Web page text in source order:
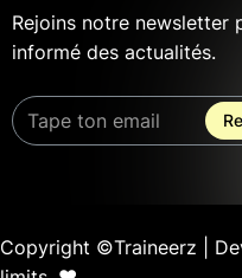
Rejoins notre newsletter
informé des actualités.
Copyright ©Traineerz |